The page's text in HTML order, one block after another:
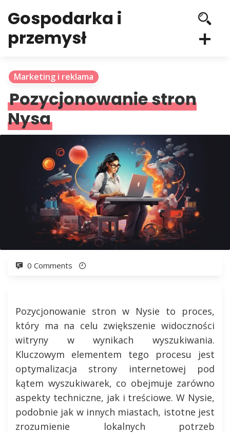
Gospodarka i
przemysł
Marketing i reklama
Pozycjonowanie stron
Nysa
0 Comments
Pozycjonowanie stron w Nysie to proces,
który ma na celu zwiększenie widoczności
witryny w wynikach wyszukiwania.
Kluczowym elementem tego procesu jest
optymalizacja strony internetowej pod
kątem wyszukiwarek, co obejmuje zarówno
aspekty techniczne, jak i treściowe. W Nysie,
podobnie jak w innych miastach, istotne jest
zrozumienie lokalnych potrzeb